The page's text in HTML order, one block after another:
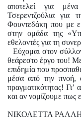
αποτελεί για
Τσερεντζούλια για
Φουντεδάκη που με
στην ομάδα της
εθελοντές για τη
Εύχομαι στον
θεάρεστο έργο του!
επιδημία που
μέσα από την πνοή,
πραγματικότητας!
και αν νομίζουμε πως
ΝΙΚΟΛΕΤΤΑ